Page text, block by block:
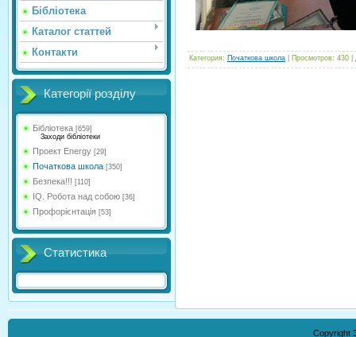
Бібліотека
Каталог статтей
Контакти
Категорії розділу
Бібліотека [659]
Заходи бібліотеки
Проект Energy [29]
Початкова школа [350]
Безпека!!! [110]
IQ. Робота над собою [36]
Профорієнтація [53]
Статистика
Категория: Початкова школа Просмотров: 430
Copyright